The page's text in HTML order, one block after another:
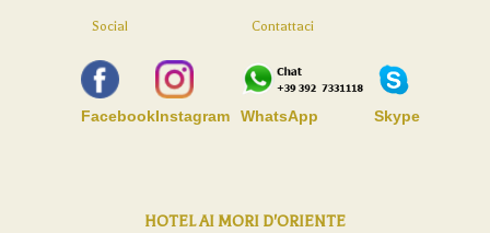
Social
FacebookInstagram
Contattaci
WhatsApp Skype
HOTEL AI MORI D'ORIENTE